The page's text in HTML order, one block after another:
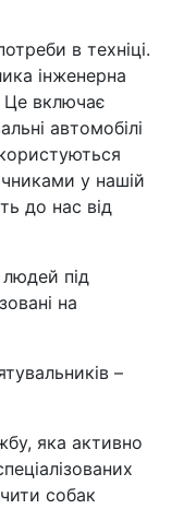
в техніці.
інженерна
Це включає
автомобілі
у нашій
до нас від
під
на
–
яка активно
собак